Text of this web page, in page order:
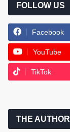
FOLLOW US
Facebook
YouTube
TikTok
THE AUTHOR